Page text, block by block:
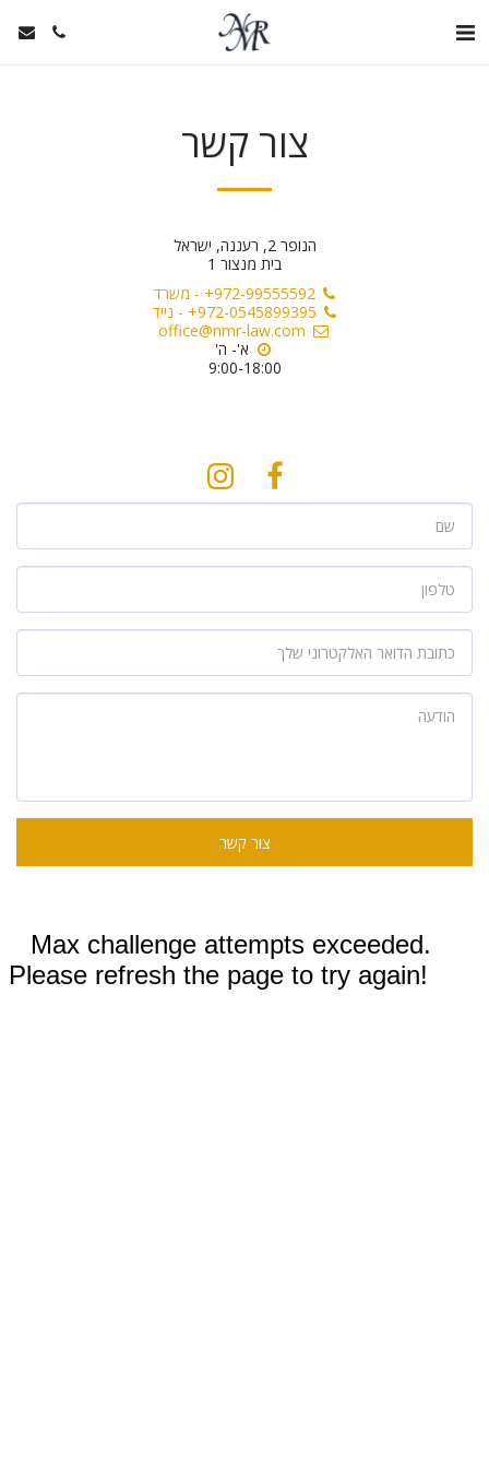
צור קשר
הנופר 2, רעננה, ישראל
בית מנצור 1
+972-99555592
- משרד
+972-0545899395
- נייד
office@nmr-law.com
9:00-18:00
צור קשר